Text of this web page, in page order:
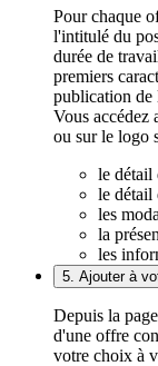
Pour chaque
l'intitulé du
durée de
premiers
publication de
Vous accédez
ou sur le logo
le détail
le détail
les
la
les
5. Ajouter à
Depuis la
d'une offre
votre choix à